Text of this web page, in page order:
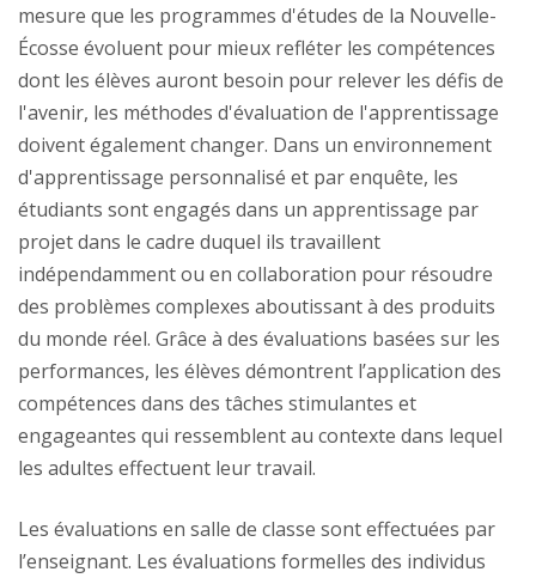
mesure que les programmes d'études de la Nouvelle-
Écosse évoluent pour mieux refléter les compétences
dont les élèves auront besoin pour relever les défis de
l'avenir, les méthodes d'évaluation de l'apprentissage
doivent également changer. Dans un environnement
d'apprentissage personnalisé et par enquête, les
étudiants sont engagés dans un apprentissage par
projet dans le cadre duquel ils travaillent
indépendamment ou en collaboration pour résoudre
des problèmes complexes aboutissant à des produits
du monde réel. Grâce à des évaluations basées sur les
performances, les élèves démontrent l’application des
compétences dans des tâches stimulantes et
engageantes qui ressemblent au contexte dans lequel
les adultes effectuent leur travail.
Les évaluations en salle de classe sont effectuées par
l’enseignant. Les évaluations formelles des individus